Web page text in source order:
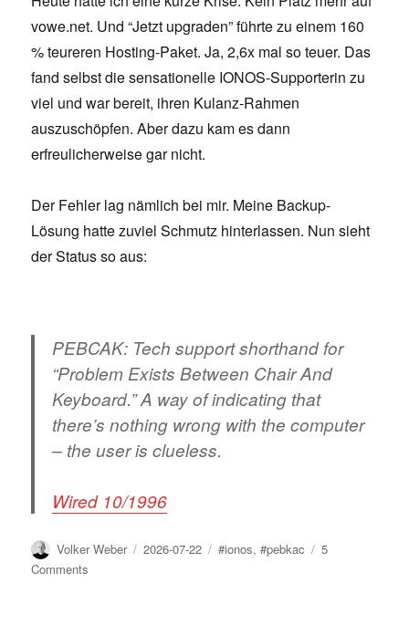
vowe.net. Und “Jetzt upgraden” führte zu einem 160
% teureren Hosting-Paket. Ja, 2,6x mal so teuer. Das
fand selbst die sensationelle IONOS-Supporterin zu
viel und war bereit, ihren Kulanz-Rahmen
auszuschöpfen. Aber dazu kam es dann
erfreulicherweise gar nicht.
Der Fehler lag nämlich bei mir. Meine Backup-
Lösung hatte zuviel Schmutz hinterlassen. Nun sieht
der Status so aus:
PEBCAK: Tech support shorthand for
“Problem Exists Between Chair And
Keyboard.” A way of indicating that
there’s nothing wrong with the computer
– the user is clueless.
Wired 10/1996
Author
Volker Weber
Posted
2026-07-22 Tags
#ionos,#pebkac
5
Comments